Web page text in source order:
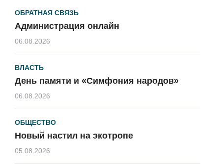
ОБРАТНАЯ СВЯЗЬ
Администрация онлайн
06.08.2026
ВЛАСТЬ
День памяти и «Симфония народов»
06.08.2026
ОБЩЕСТВО
Новый настил на экотропе
05.08.2026